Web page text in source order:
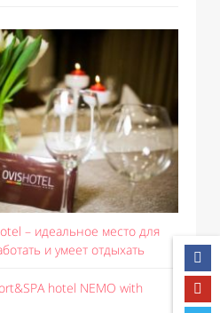
– идеальное место для
и умеет отдыхать